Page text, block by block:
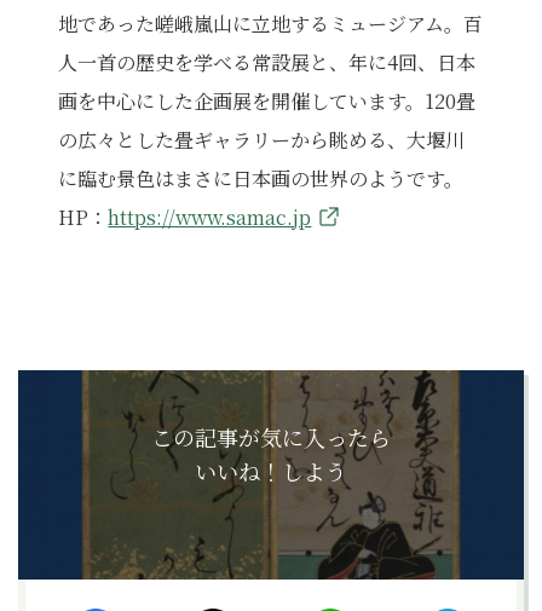
地であった嵯峨嵐山に立地するミュージアム。百
人一首の歴史を学べる常設展と、年に4回、日本
画を中心にした企画展を開催しています。120畳
の広々とした畳ギャラリーから眺める、大堰川
に臨む景色はまさに日本画の世界のようです。
HP：https://www.samac.jp
この記事が気に入ったら
いいね！しよう